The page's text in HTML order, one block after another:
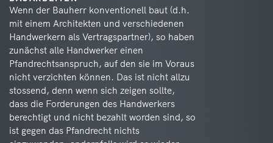
Wenn der Bauherr konventionell baut (d.h.
mit einem Architekten und verschiedenen
Handwerkern als Vertragspartner), so haben
zunächst alle Handwerker einen
Pfandrechtsanspruch, auf den sie im Voraus
nicht verzichten können. Das ist nicht allzu
stossend, denn wenn sich zeigen sollte,
dass die Forderungen des Handwerkers
berechtigt und nicht bezahlt worden sind, so
ist gegen das Pfandrecht nichts